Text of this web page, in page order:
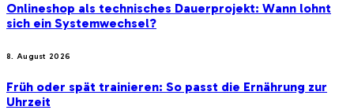
Onlineshop als technisches Dauerprojekt: Wann lohnt
sich ein Systemwechsel?
8. August 2026
Früh oder spät trainieren: So passt die Ernährung zur
Uhrzeit